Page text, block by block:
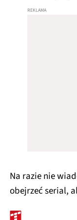
Na razie nie
obejrzeć serial,